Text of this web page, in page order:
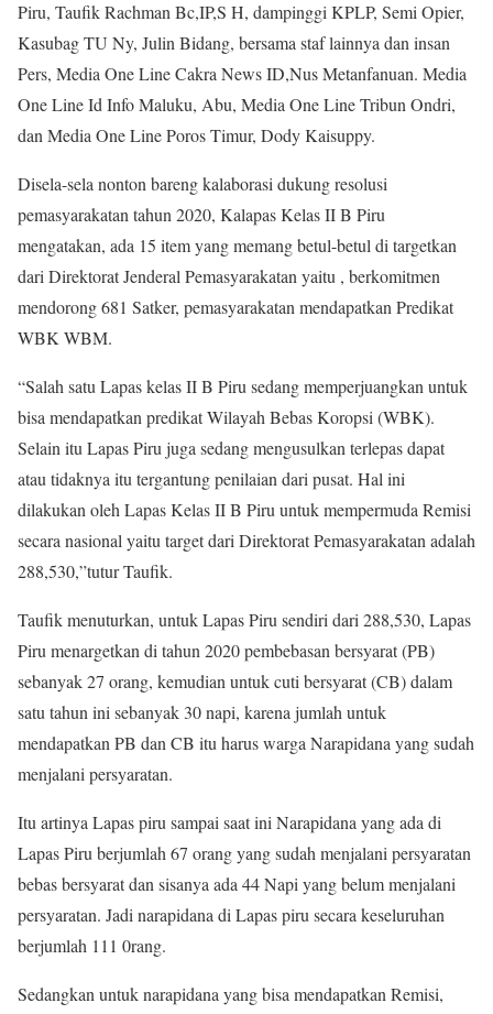
Piru, Taufik Rachman Bc,IP,S H, dampinggi KPLP, Semi Opier,
Kasubag TU Ny, Julin Bidang, bersama staf lainnya dan insan
Pers, Media One Line Cakra News ID,Nus Metanfanuan. Media
One Line Id Info Maluku, Abu, Media One Line Tribun Ondri,
dan Media One Line Poros Timur, Dody Kaisuppy.
Disela-sela nonton bareng kalaborasi dukung resolusi
pemasyarakatan tahun 2020, Kalapas Kelas II B Piru
mengatakan, ada 15 item yang memang betul-betul di targetkan
dari Direktorat Jenderal Pemasyarakatan yaitu , berkomitmen
mendorong 681 Satker, pemasyarakatan mendapatkan Predikat
WBK WBM.
“Salah satu Lapas kelas II B Piru sedang memperjuangkan untuk
bisa mendapatkan predikat Wilayah Bebas Koropsi (WBK).
Selain itu Lapas Piru juga sedang mengusulkan terlepas dapat
atau tidaknya itu tergantung penilaian dari pusat. Hal ini
dilakukan oleh Lapas Kelas II B Piru untuk mempermuda Remisi
secara nasional yaitu target dari Direktorat Pemasyarakatan adalah
288,530,”tutur Taufik.
Taufik menuturkan, untuk Lapas Piru sendiri dari 288,530, Lapas
Piru menargetkan di tahun 2020 pembebasan bersyarat (PB)
sebanyak 27 orang, kemudian untuk cuti bersyarat (CB) dalam
satu tahun ini sebanyak 30 napi, karena jumlah untuk
mendapatkan PB dan CB itu harus warga Narapidana yang sudah
menjalani persyaratan.
Itu artinya Lapas piru sampai saat ini Narapidana yang ada di
Lapas Piru berjumlah 67 orang yang sudah menjalani persyaratan
bebas bersyarat dan sisanya ada 44 Napi yang belum menjalani
persyaratan. Jadi narapidana di Lapas piru secara keseluruhan
berjumlah 111 0rang.
Sedangkan untuk narapidana yang bisa mendapatkan Remisi,